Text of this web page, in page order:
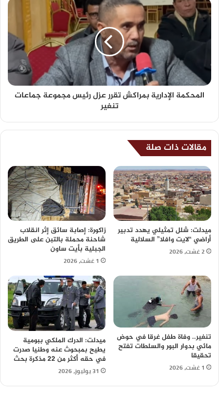
المحكمة الإدارية بمراكش تقرر عزل رئيس مجموعة جماعات
تنغير
مقالات ذات صلة
ميدلت: شلل تمثيلي يهدد تدبير
أراضي “لايت وافلا” السلالية
2 غشت، 2026
زاكورة: إصابة سائق إثر انقلاب
شاحنة محملة بالتبن على الطريق
الجبلية بأيت ساون
1 غشت، 2026
تنغير.. وفاة طفل غرقا في حوض
مائي بدوار البور والسلطات تفتح
تحقيقا
1 غشت، 2026
ميدلت: الدرك الملكي ببومية
يطيح بمبحوث عنه وطنيا صدرت
في حقه أكثر من 22 مذكرة بحث
31 يوليوز، 2026